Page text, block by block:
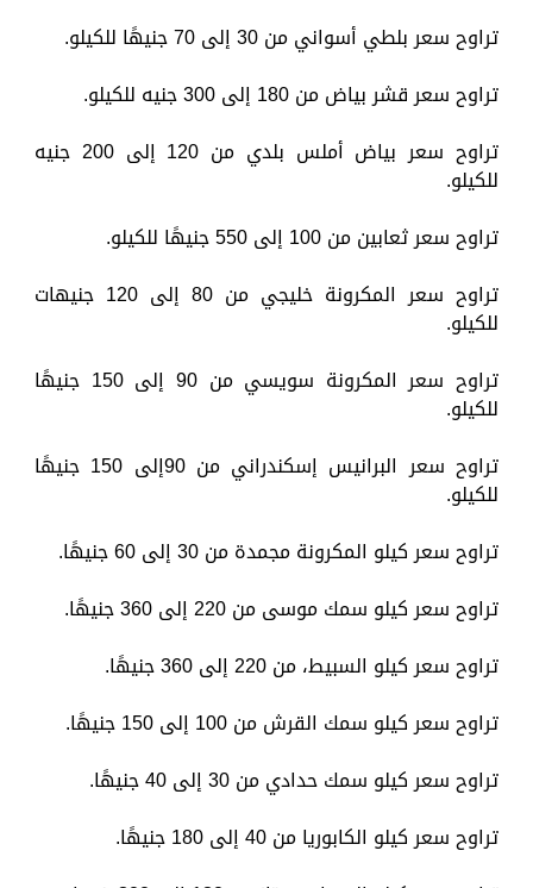
تراوح سعر بلطي أسواني من 30 إلى 70 جنيهًا للكيلو.
تراوح سعر قشر بياض من 180 إلى 300 جنيه للكيلو.
تراوح سعر بياض أملس بلدي من 120 إلى 200 جنيه
للكيلو.
تراوح سعر ثعابين من 100 إلى 550 جنيهًا للكيلو.
تراوح سعر المكرونة خليجي من 80 إلى 120 جنيهات
للكيلو.
تراوح سعر المكرونة سويسي من 90 إلى 150 جنيهًا
للكيلو.
تراوح سعر البرانيس إسكندراني من 90إلى 150 جنيهًا
للكيلو.
تراوح سعر كيلو المكرونة مجمدة من 30 إلى 60 جنيهًا.
تراوح سعر كيلو سمك موسى من 220 إلى 360 جنيهًا.
تراوح سعر كيلو السبيط، من 220 إلى 360 جنيهًا.
تراوح سعر كيلو سمك القرش من 100 إلى 150 جنيهًا.
تراوح سعر كيلو سمك حدادي من 30 إلى 40 جنيهًا.
تراوح سعر كيلو الكابوريا من 40 إلى 180 جنيهًا.